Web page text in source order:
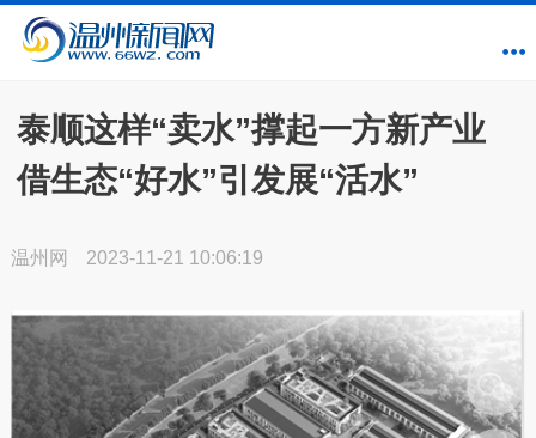
泰顺这样“卖水”撑起一方新产业
借生态“好水”引发展“活水”
温州网 2023-11-21 10:06:19